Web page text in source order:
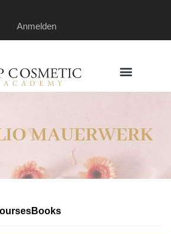
Anmelden
MAUERWERK
Books